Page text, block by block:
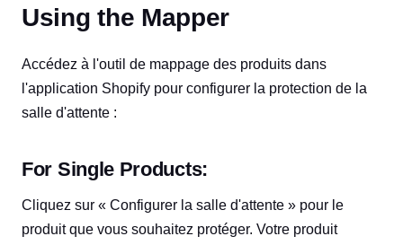
Using the Mapper
Accédez à l'outil de mappage des produits dans
l'application Shopify pour configurer la protection de la
salle d'attente :
For Single Products:
Cliquez sur « Configurer la salle d'attente » pour le
produit que vous souhaitez protéger. Votre produit